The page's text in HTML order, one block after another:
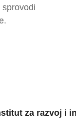
za razvoj i